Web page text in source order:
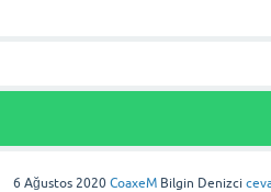
6 Ağustos 2020 CoaxeM Bilgin Denizci